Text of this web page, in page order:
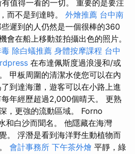
值得一看的一切。 重要的是要注
而不是到達時。 外燴推薦 台中南
遲到的人仍然是一個很棒的360
會在船上移動並拍攝出色的照片。
除白蟻推薦 身體按摩課程 台中
在布達佩斯度過浪漫和/或
甲板周圍的清潔水使您可以在內
到達海灘，遊客可以在小路上進
年經歷超過2,000個晴天。 更熟
，更強的流動區域。 Forno
和白沙而聞名。 他隱藏在海灣
。 浮潛是看到海洋野生動植物而
會計事務所 下午茶外燴 平靜，綠